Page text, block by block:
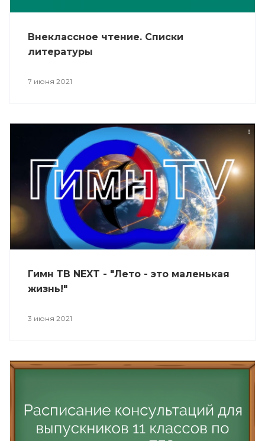
Внеклассное чтение. Списки
литературы
7 июня 2021
Гимн ТВ NEXT - "Лето - это маленькая
жизнь!"
3 июня 2021